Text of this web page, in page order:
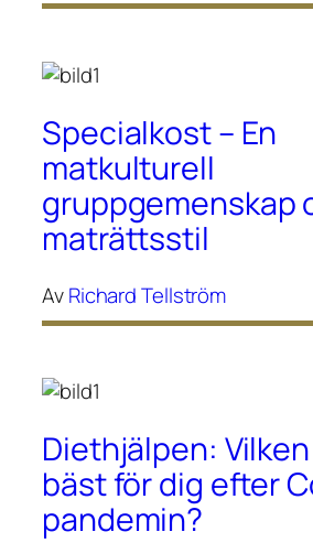
Specialkost – En
matkulturell
gruppgemenskap
maträttsstil
AvRichard Tellström
Diethjälpen:
bäst för dig efter
pandemin?